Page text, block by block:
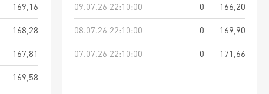
169,16
168,28
167,81
169,58
09.07.26 22:10:00
0
166,20
08.07.26 22:10:00
0
169,90
07.07.26 22:10:00
0 171,66